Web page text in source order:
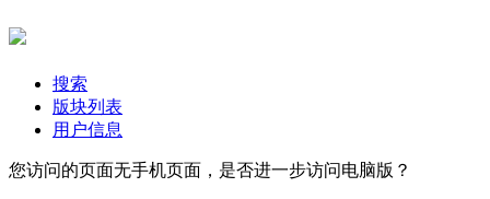
搜索
版块列表
用户信息
您访问的页面无手机页面，是否进一步访问电脑版？